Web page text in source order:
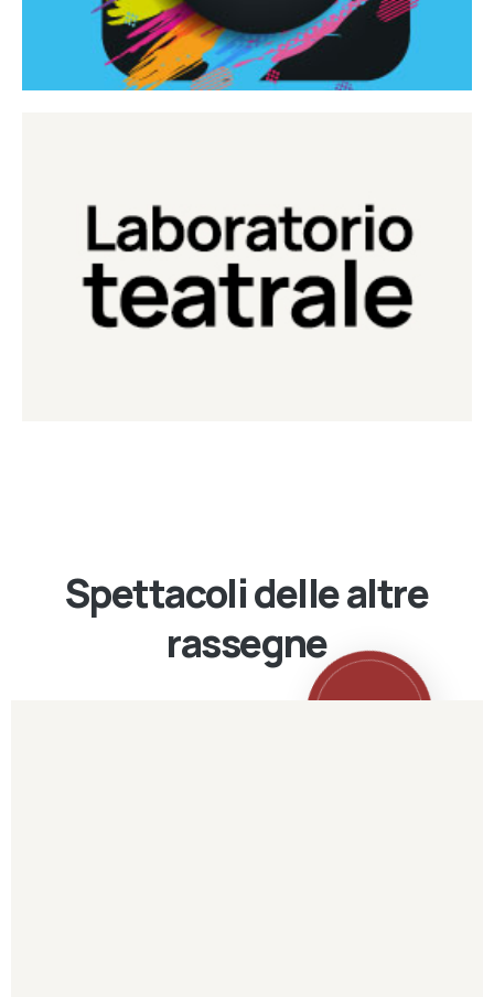
Laboratorio Teatrale
Laboratorio di teatro del Teatro Eduardo de Filippo
Continua
Spettacoli delle altre
rassegne